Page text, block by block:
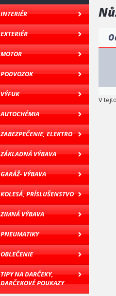
INTERIÉR
EXTERIÉR
MOTOR
PODVOZOK
VÝFUK
AUTOCHÉMIA
ZABEZPEČENIE, ELEKTRO
ZÁKLADNÁ VÝBAVA
GARÁŽ- VÝBAVA
KOLESÁ, PRÍSLUŠENSTVO
ZIMNÁ VÝBAVA
PNEUMATIKY
OBLEČENIE
TIPY NA DARČEKY,
DARČEKOVÉ POUKAZY
V